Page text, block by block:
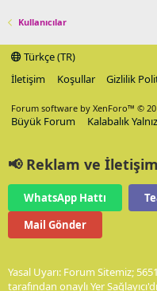
Kullanıcılar
Türkçe (TR)
İletişim
Koşullar Gizlilik
Forum software by XenForo™ ©
Büyük Forum Kalabalık
📢 Reklam ve
WhatsApp Hattı
Mail Gönder
Yasal Uyarı: Forum Sitemiz;
tarafından onaylı Yer